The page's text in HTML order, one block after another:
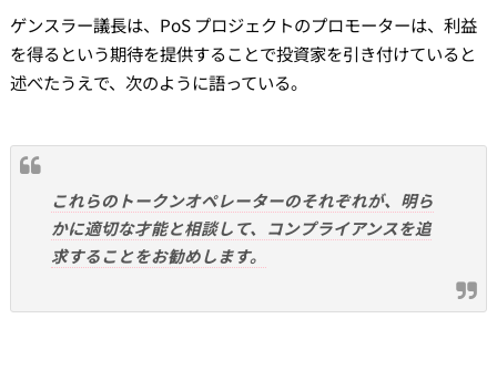
ゲンスラー議長は、PoS プロジェクトのプロモーターは、利益
を得るという期待を提供することで投資家を引き付けていると
述べたうえで、次のように語っている。
これらのトークンオペレーターのそれぞれが、明ら
かに適切な才能と相談して、コンプライアンスを追
求することをお勧めします。